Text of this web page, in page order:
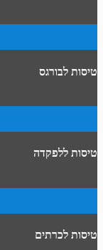
טיסות לבורגס
טיסות ללפקדה
טיסות לכרתים